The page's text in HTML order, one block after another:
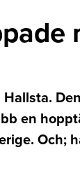
en
Och;